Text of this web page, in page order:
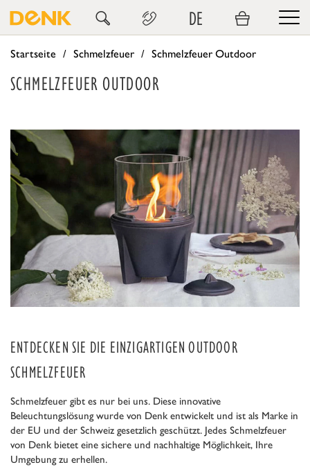
DE
Startseite Schmelzfeuer Schmelzfeuer Outdoor
SCHMELZFEUER OUTDOOR
ENTDECKEN SIE DIE EINZIGARTIGEN OUTDOOR
SCHMELZFEUER
Schmelzfeuer gibt es nur bei uns. Diese innovative
Beleuchtungslösung wurde von Denk entwickelt und ist als Marke in
der EU und der Schweiz gesetzlich geschützt. Jedes Schmelzfeuer
von Denk bietet eine sichere und nachhaltige Möglichkeit, Ihre
Umgebung zu erhellen.